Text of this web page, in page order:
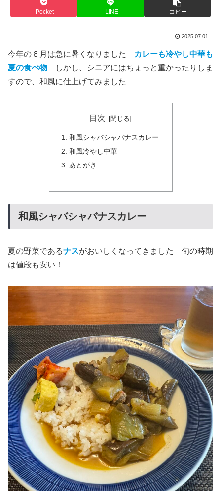
Pocket LINE コピー
2025.07.01
今年の６月は急に暑くなりました
カレーも冷やし中華も
夏の食べ物 しかし、シニアにはちょっと重かったりしま
すので、和風に仕上げてみました
目次
和風シャバシャバナスカレー
和風冷やし中華
あとがき
和風シャバシャバナスカレー
夏の野菜であるナスがおいしくなってきました 旬の時期
は値段も安い！